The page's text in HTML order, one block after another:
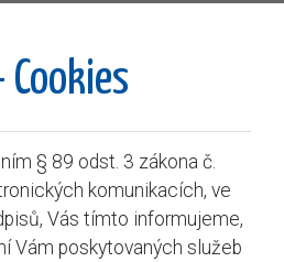
Cookies
§ 89 odst. 3 zákona č.
komunikacích, ve
Vás tímto informujeme,
Vám poskytovaných služeb